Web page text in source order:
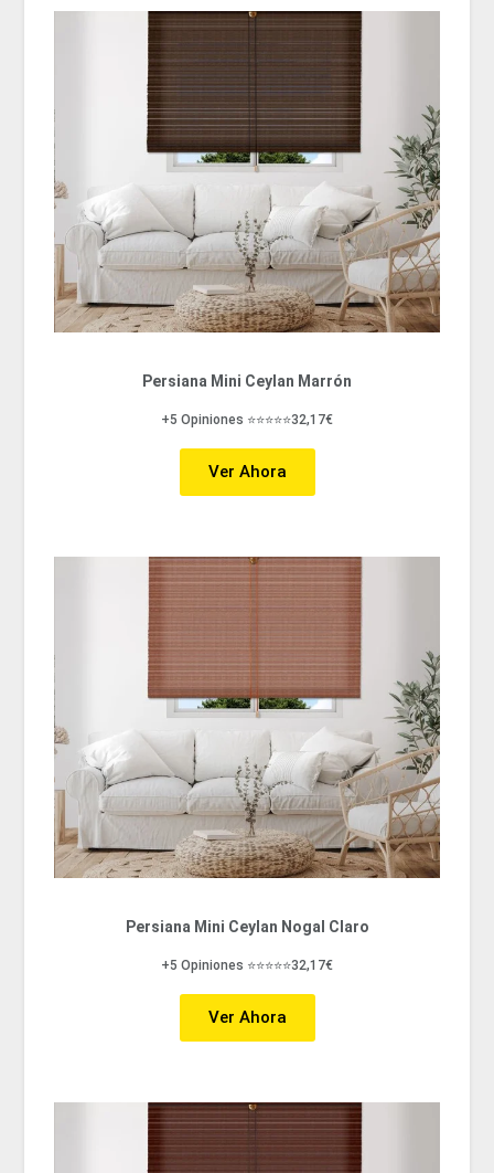
Persiana Mini Ceylan Marrón
+5 Opiniones ⭐⭐⭐⭐⭐32,17€
Ver Ahora
Persiana Mini Ceylan Nogal Claro
+5 Opiniones ⭐⭐⭐⭐⭐32,17€
Ver Ahora